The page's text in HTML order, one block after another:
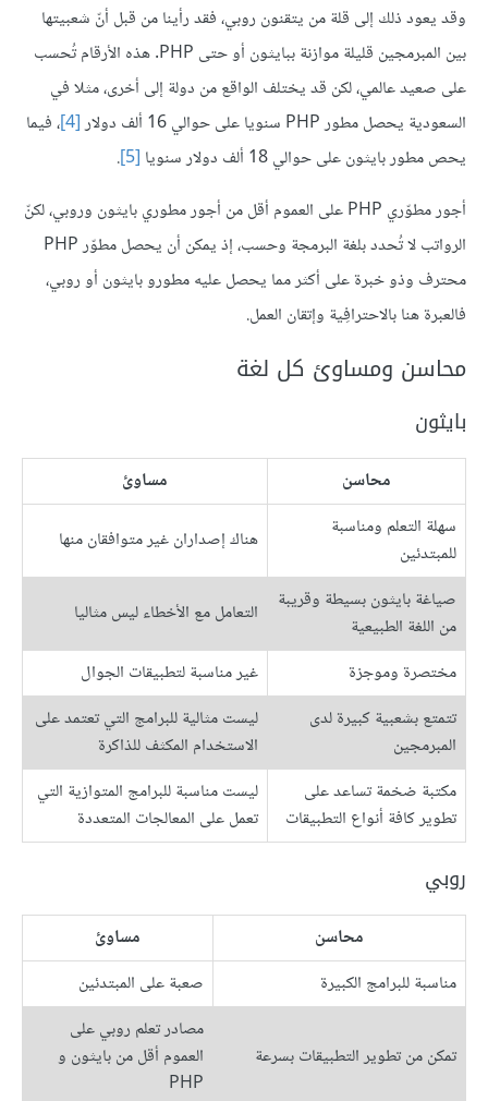
وقد يعود ذلك إلى قلة من يتقنون روبي، فقد رأينا من قبل أنّ شعبيتها
بين المبرمجين قليلة موازنة ببايثون أو حتى PHP. هذه الأرقام تُحسب
على صعيد عالمي، لكن قد يختلف الواقع من دولة إلى أخرى، مثلا في
السعودية يحصل مطور PHP سنويا على حوالي 16 ألف دولار
[4] ، فيما
يحص مطور بايثون على حوالي 18 ألف دولار سنويا
[5]
.
أجور مطوّري PHP على العموم أقل من أجور مطوري بايثون وروبي، لكنّ
الرواتب لا تُحدد بلغة البرمجة وحسب، إذ يمكن أن يحصل مطوّر PHP
محترف وذو خبرة على أكثر مما يحصل عليه مطورو بايثون أو روبي،
فالعبرة هنا بالاحترافِية وإتقان العمل.
محاسن ومساوئ كل لغة
بايثون
محاسن
مساوئ
سهلة التعلم ومناسبة
للمبتدئين
هناك إصداران غير متوافقان منها
صياغة بايثون بسيطة وقريبة
من اللغة الطبيعية
التعامل مع الأخطاء ليس مثاليا
مختصرة وموجزة
غير مناسبة لتطبيقات الجوال
تتمتع بشعبية كبيرة لدى
المبرمجين
ليست مثالية للبرامج التي تعتمد على
الاستخدام المكثف للذاكرة
مكتبة ضخمة تساعد على
تطوير كافة أنواع التطبيقات
ليست مناسبة للبرامج المتوازية التي
تعمل على المعالجات المتعددة
روبي
محاسن
مساوئ
مناسبة للبرامج الكبيرة
صعبة على المبتدئين
تمكن من تطوير التطبيقات بسرعة
مصادر تعلم روبي على
العموم أقل من بايثون و
PHP